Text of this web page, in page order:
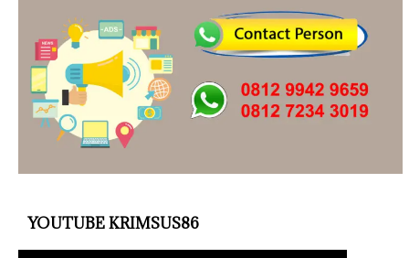
YOUTUBE KRIMSUS86